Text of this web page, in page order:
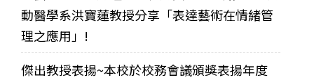
動醫學系洪寶蓮教授分享「表達藝術在情緒管
理之應用」!
傑出教授表揚~本校於校務會議頒獎表揚年度